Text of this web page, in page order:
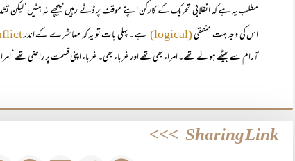
مطلب یہ ہے کہ انقلابی تحریک کے کارکن اپنے موقف پر ڈٹے رہیں‘ پیچھے نہ ہٹیں‘ لیکن
اس کی وجہ بہت منطقی(logical) ہے۔ پہلی بات تو یہ کہ معاشرے کے اندر
آرام سے بیٹھے ہوئے تھے۔ امراء بھی تھے اور غرباء بھی۔ غرباء اپنی قسمت پر راضی تھے‘
Sharing Link
>>>